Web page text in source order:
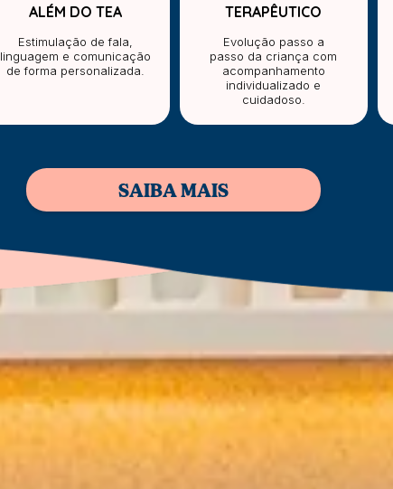
ALÉM DO TEA
Estimulação de fala,
linguagem e comunicação
de forma personalizada.
TERAPÊUTICO
Evolução passo a
passo da criança com
acompanhamento
individualizado e
cuidadoso.
SAIBA MAIS